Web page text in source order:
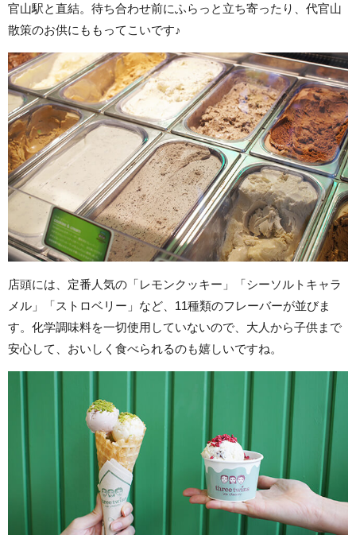
官山駅と直結。待ち合わせ前にふらっと立ち寄ったり、代官山
散策のお供にももってこいです♪
店頭には、定番人気の「レモンクッキー」「シーソルトキャラ
メル」「ストロベリー」など、11種類のフレーバーが並びま
す。化学調味料を一切使用していないので、大人から子供まで
安心して、おいしく食べられるのも嬉しいですね。